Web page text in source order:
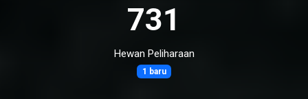
731
Hewan Peliharaan
1 baru